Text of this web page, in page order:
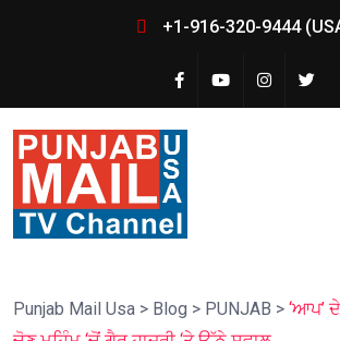
+1-916-320-9444
Punjab Mail Usa > Blog > PUNJAB > ‘ਆਪ’